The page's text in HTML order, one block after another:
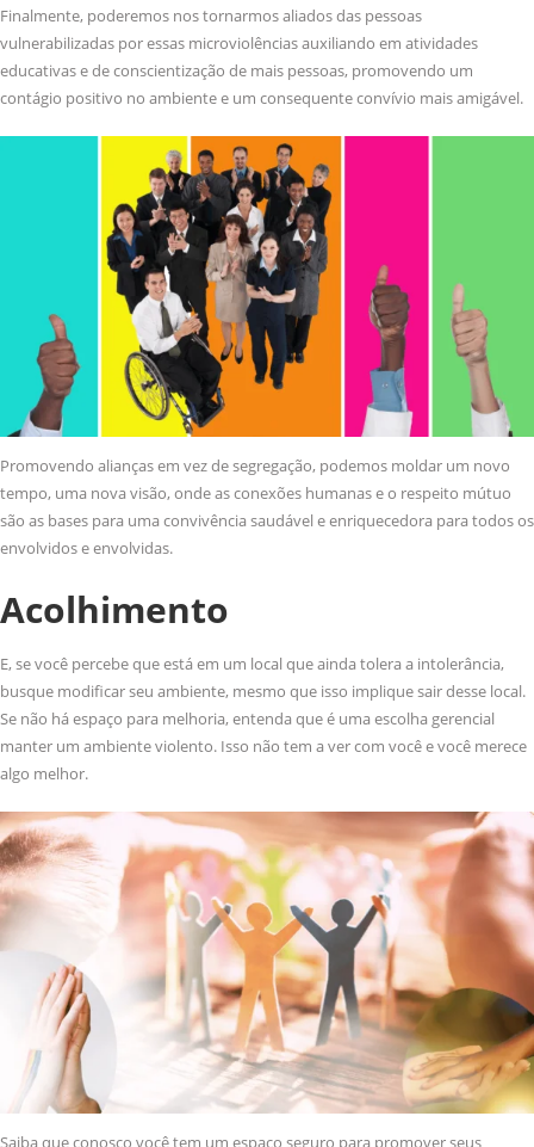
Finalmente, poderemos nos tornarmos aliados das pessoas
vulnerabilizadas por essas microviolências auxiliando em atividades
educativas e de conscientização de mais pessoas, promovendo um
contágio positivo no ambiente e um consequente convívio mais amigável.
Promovendo alianças em vez de segregação, podemos moldar um novo
tempo, uma nova visão, onde as conexões humanas e o respeito mútuo
são as bases para uma convivência saudável e enriquecedora para todos os
envolvidos e envolvidas.
Acolhimento
E, se você percebe que está em um local que ainda tolera a intolerância,
busque modificar seu ambiente, mesmo que isso implique sair desse local.
Se não há espaço para melhoria, entenda que é uma escolha gerencial
manter um ambiente violento. Isso não tem a ver com você e você merece
algo melhor.
Saiba que conosco você tem um espaço seguro para promover seus